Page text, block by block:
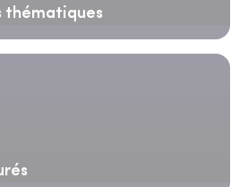
thématiques